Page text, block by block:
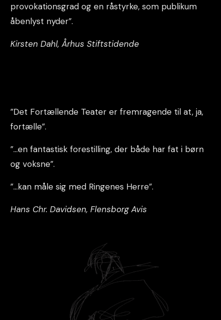
provokationsgrad og en råstyrke, som publikum
åbenlyst nyder”.
Kirsten Dahl, Århus Stiftstidende
”Det Fortællende Teater er fremragende til at, ja,
fortælle”.
”…en fantastisk forestilling, der både har fat i børn
og voksne”.
”…kan måle sig med Ringenes Herre”.
Hans Chr. Davidsen, Flensborg Avis